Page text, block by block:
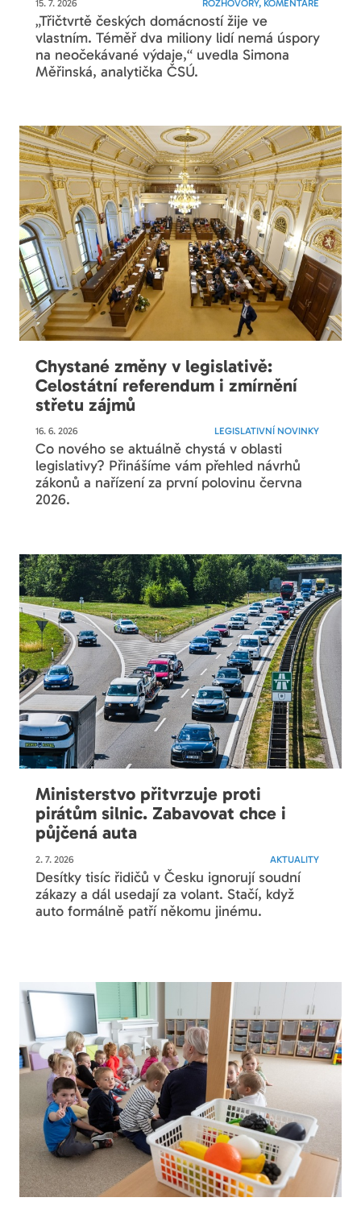
15. 7. 2026 ROZHOVORY, KOMENTÁŘE
„Třičtvrtě českých domácností žije ve
vlastním. Téměř dva miliony lidí nemá úspory
na neočekávané výdaje,“ uvedla Simona
Měřinská, analytička ČSÚ.
Chystané změny v legislativě:
Celostátní referendum i zmírnění
střetu zájmů
16. 6. 2026 LEGISLATIVNÍ NOVINKY
Co nového se aktuálně chystá v oblasti
legislativy? Přinášíme vám přehled návrhů
zákonů a nařízení za první polovinu června
2026.
Ministerstvo přitvrzuje proti
pirátům silnic. Zabavovat chce i
půjčená auta
2. 7. 2026 AKTUALITY
Desítky tisíc řidičů v Česku ignorují soudní
zákazy a dál usedají za volant. Stačí, když
auto formálně patří někomu jinému.